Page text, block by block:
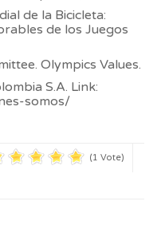
de la Bicicleta:
de los Juegos
Olympics Values.
S.A. Link:
somos/
(1 Vote)